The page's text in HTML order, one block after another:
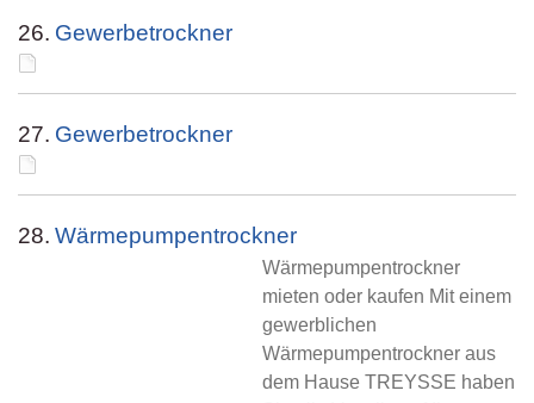
26. Gewerbetrockner
27. Gewerbetrockner
28. Wärmepumpentrockner
Wärmepumpentrockner
mieten oder kaufen Mit einem
gewerblichen
Wärmepumpentrockner aus
dem Hause TREYSSE haben